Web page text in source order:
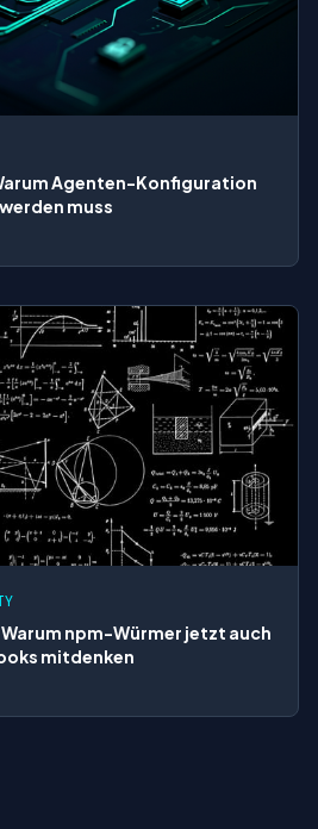
Agenten-Konfiguration
muss
npm-Würmer jetzt auch
mitdenken